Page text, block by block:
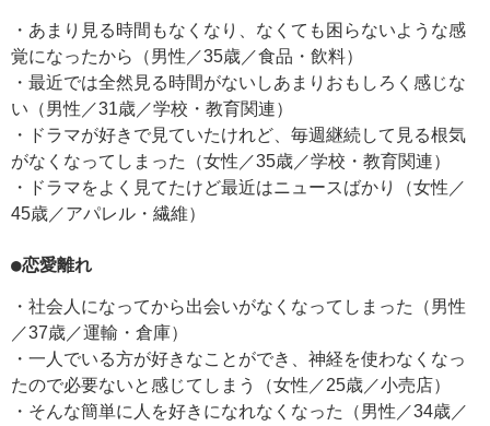
・あまり見る時間もなくなり、なくても困らないような感
覚になったから（男性／35歳／食品・飲料）
・最近では全然見る時間がないしあまりおもしろく感じな
い（男性／31歳／学校・教育関連）
・ドラマが好きで見ていたけれど、毎週継続して見る根気
がなくなってしまった（女性／35歳／学校・教育関連）
・ドラマをよく見てたけど最近はニュースばかり（女性／
45歳／アパレル・繊維）
●恋愛離れ
・社会人になってから出会いがなくなってしまった（男性
／37歳／運輸・倉庫）
・一人でいる方が好きなことができ、神経を使わなくなっ
たので必要ないと感じてしまう（女性／25歳／小売店）
・そんな簡単に人を好きになれなくなった（男性／34歳／